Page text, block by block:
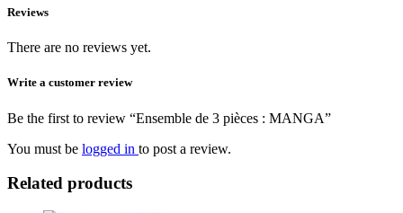
Reviews
There are no reviews yet.
Write a customer review
Be the first to review “Ensemble de 3 pièces : MANGA”
You must be logged in to post a review.
Related products